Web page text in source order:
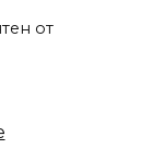
от